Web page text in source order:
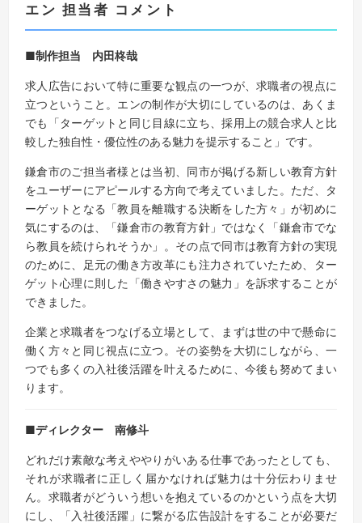
エン 担当者 コメント
■制作担当 内田柊哉
求人広告において特に重要な観点の一つが、求職者の視点に
立つということ。エンの制作が大切にしているのは、あくま
でも「ターゲットと同じ目線に立ち、採用上の競合求人と比
較した独自性・優位性のある魅力を提示すること」です。
鎌倉市のご担当者様とは当初、同市が掲げる新しい教育方針
をユーザーにアピールする方向で考えていました。ただ、タ
ーゲットとなる「教員を離職する決断をした方々」が初めに
気にするのは、「鎌倉市の教育方針」ではなく「鎌倉市でな
ら教員を続けられそうか」。その点で同市は教育方針の実現
のために、足元の働き方改革にも注力されていたため、ター
ゲット心理に則した「働きやすさの魅力」を訴求することが
できました。
企業と求職者をつなげる立場として、まずは世の中で懸命に
働く方々と同じ視点に立つ。その姿勢を大切にしながら、一
つでも多くの入社後活躍を叶えるために、今後も努めてまい
ります。
■ディレクター 南修斗
どれだけ素敵な考えややりがいある仕事であったとしても、
それが求職者に正しく届かなければ魅力は十分伝わりませ
ん。求職者がどういう想いを抱えているのかという点を大切
にし、「入社後活躍」に繋がる広告設計をすることが必要だ